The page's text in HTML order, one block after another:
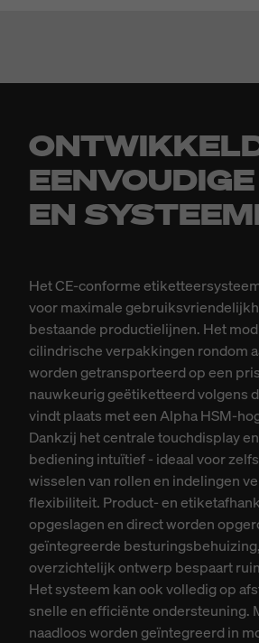
EN
Het CE-conforme
voor maximale
bestaande productielijnen. Het
cilindrische verpakkingen rondom
worden getransporteerd op een
nauwkeurig geëtiketteerd volgens
vindt plaats met een Alpha HSM-
Dankzij het centrale touchdisplay
bediening intuïtief - ideaal voor
wisselen van rollen en indelingen
flexibiliteit. Product- en
opgeslagen en direct worden
geïntegreerde
overzichtelijk ontwerp bespaart
Het systeem kan ook volledig op
snelle en efficiënte ondersteuning.
naadloos worden geïntegreerd in